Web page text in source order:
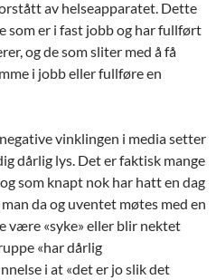
av helseapparatet. Dette
som er i fast jobb og har fullført
og de som sliter med å få
i jobb eller fullføre en
vinklingen i media setter
dårlig lys. Det er faktisk mange
som knapt nok har hatt en dag
da og uventet møtes med en
være «syke» eller blir nektet
«har dårlig
i at «det er jo slik det